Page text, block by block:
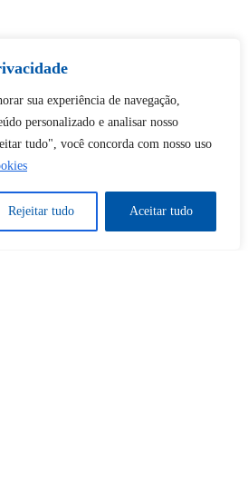
sua experiência de navegação,
personalizado e analisar nosso
tudo", você concorda com nosso uso
Rejeitar tudo Aceitar tudo
de que deseja
esta publicação?
esquerda : 0
Sim Não